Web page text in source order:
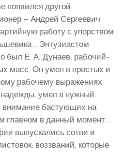
появился другой
– Андрей Сергеевич
работу с упорством
Энтузиастом
был Е. А. Дунаев, рабочий-
масс. Он умел в простых и
рабочему выражениях
надежды, умел в нужный
внимание бастующих на
главном в данный момент…
выпускались сотни и
воззваний, которые